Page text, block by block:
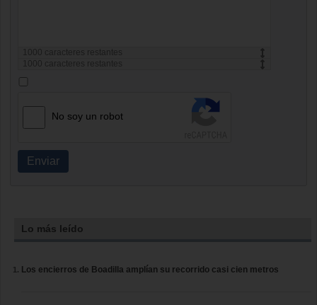
caracteres restantes
caracteres restantes
No soy un robot
Enviar
Lo más leído
Los encierros de Boadilla amplían su recorrido casi cien metros